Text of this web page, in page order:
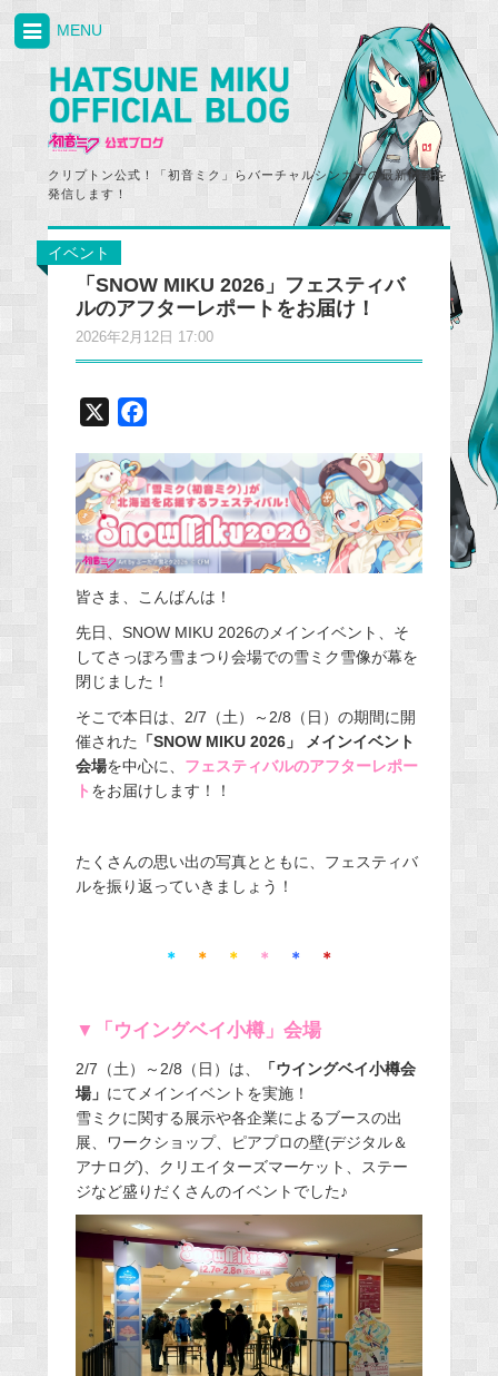
クリプトン公式！「初音ミク」らバーチャルシンガーの最新情報を
発信します！
MENU
イベント
「SNOW MIKU 2026」フェスティバ
ルのアフターレポートをお届け！
2026年2月12日 17:00
c
e
b
o
皆さま、こんばんは！
先日、SNOW MIKU 2026のメインイベント、そ
してさっぽろ雪まつり会場での雪ミク雪像が幕を
閉じました！
そこで本日は、2/7（土）～2/8（日）の期間に開
催された 「SNOW MIKU 2026」 メインイベント
会場を中心に、 フェスティバルのアフターレポー
ト をお届けします！！
たくさんの思い出の写真とともに、フェスティバ
ルを振り返っていきましょう！
＊ ＊ ＊ ＊ ＊ ＊
▼「ウイングベイ小樽」会場
2/7（土）～2/8（日）は、
「ウイングベイ小樽会
場」 にてメインイベントを実施！
雪ミクに関する展示や各企業によるブースの出
展、ワークショップ、ピアプロの壁(デジタル＆
アナログ)、クリエイターズマーケット、ステー
ジなど盛りだくさんのイベントでした♪